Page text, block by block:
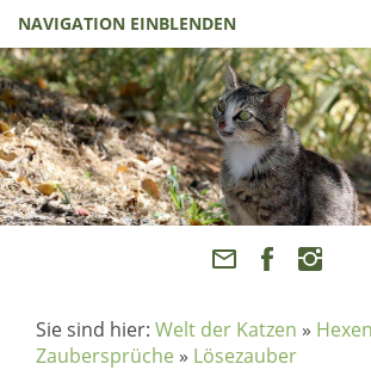
NAVIGATION EINBLENDEN
Sie sind hier: Welt der Katzen »
Zaubersprüche » Lösezauber